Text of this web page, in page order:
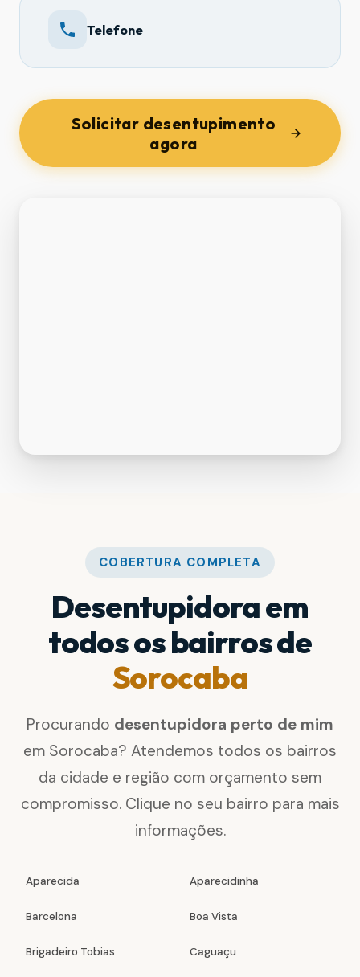
Telefone
Solicitar desentupimento
agora
COBERTURA COMPLETA
Desentupidora em
todos os bairros de
Sorocaba
Procurando desentupidora perto de mim
em Sorocaba? Atendemos todos os bairros
da cidade e região com orçamento sem
compromisso. Clique no seu bairro para mais
informações.
Aparecida Aparecidinha
Barcelona Boa Vista
Brigadeiro Tobias Caguaçu